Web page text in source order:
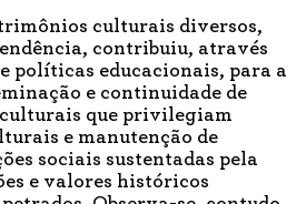
culturais diversos,
contribuiu, através
políticas educacionais, para a
e continuidade de
que privilegiam
e manutenção de
sociais sustentadas pela
e valores históricos